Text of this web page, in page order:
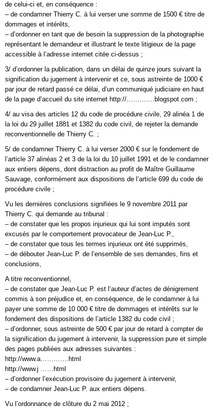
de celui-ci et, en conséquence :
– de condamner Thierry C. à lui verser une somme de 1500 € titre de
dommages et intérêts,
– d’ordonner en tant que de besoin la suppression de la photographie
représentant le demandeur et illustrant le texte litigieux de la page
accessible à l’adresse internet citée ci-dessus ;
3/ d’ordonner la publication, dans un délai de quinze jours suivant la
signification du jugement à intervenir et ce, sous astreinte de 1000 €
par jour de retard passé ce délai, d’un communiqué judiciaire en haut
de la page d’accueil du site internet http://………….blogspot.com ;
4/ au visa des articles 12 du code de procédure civile, 29 alinéa 1 de
la loi du 29 juillet 1881 et 1382 du code civil, de rejeter la demande
reconventionnelle de Thierry C. ;
5/ de condamner Thierry C. à lui verser 2000 € sur le fondement de
l’article 37 alinéas 2 et 3 de la loi du 10 juillet 1991 et de le condamner
aux entiers dépens, dont distraction au profit de Maître Guillaume
Sauvage, conformément aux dispositions de l’article 699 du code de
procédure civile ;
Vu les dernières conclusions signifiées le 9 novembre 2011 par
Thierry C. qui demande au tribunal :
– de constater que les propos injurieux qui lui sont imputés sont
excusés par le comportement provocateur de Jean-Luc P.,
– de constater que tous les termes injurieux ont été supprimés,
– de débouter Jean-Luc P. de l’ensemble de ses demandes, fins et
conclusions,
A titre reconventionnel,
– de constater que Jean-Luc P. est l’auteur d’actes de dénigrement
commis à son préjudice et, en conséquence, de le condamner à lui
payer une somme de 10 000 € titre de dommages et intérêts sur le
fondement des dispositions de l’article 1382 du code civil ;
– d’ordonner, sous astreinte de 500 € par jour de retard à compter de
la signification du jugement à intervenir, la suppression pure et simple
des pages publiées aux adresses suivantes :
http://www.a………….html
http://www.j ……html
– d’ordonner l’exécution provisoire du jugement à intervenir,
– de condamner Jean-Luc P. aux entiers dépens.
Vu l’ordonnance de clôture du 2 mai 2012 ;